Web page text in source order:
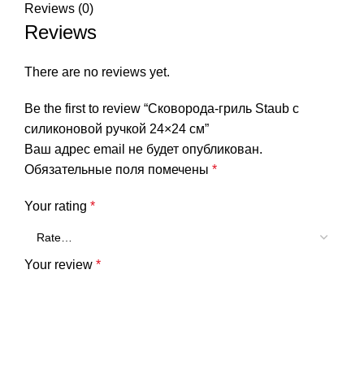
Reviews (0)
Reviews
There are no reviews yet.
Be the first to review “Сковорода-гриль Staub с
силиконовой ручкой 24×24 см”
Ваш адрес email не будет опубликован.
Обязательные поля помечены *
Your rating *
Your review *